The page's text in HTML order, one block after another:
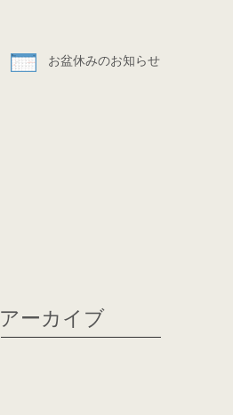
お盆休みのお知らせ
アーカイブ